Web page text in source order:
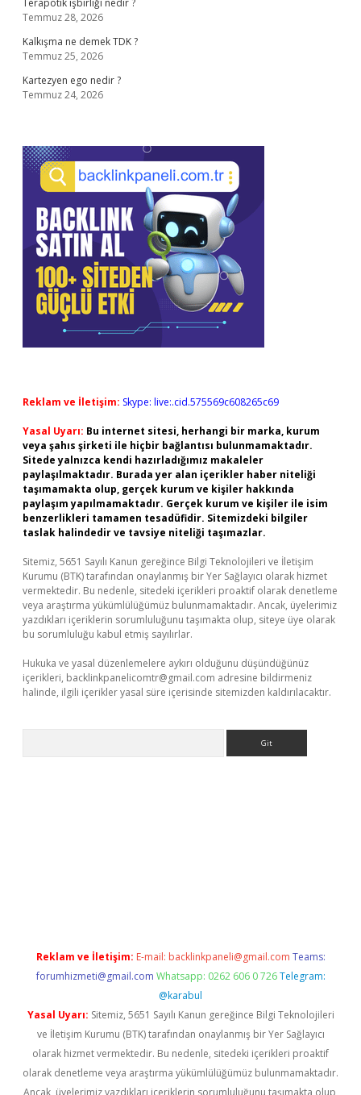
Terapötik işbirliği nedir ?
Temmuz 28, 2026
Kalkışma ne demek TDK ?
Temmuz 25, 2026
Kartezyen ego nedir ?
Temmuz 24, 2026
Reklam ve İletişim: Skype: live:.cid.575569c608265c69
Yasal Uyarı: Bu internet sitesi, herhangi bir marka, kurum
veya şahıs şirketi ile hiçbir bağlantısı bulunmamaktadır.
Sitede yalnızca kendi hazırladığımız makaleler
paylaşılmaktadır. Burada yer alan içerikler haber niteliği
taşımamakta olup, gerçek kurum ve kişiler hakkında
paylaşım yapılmamaktadır. Gerçek kurum ve kişiler ile isim
benzerlikleri tamamen tesadüfidir. Sitemizdeki bilgiler
taslak halindedir ve tavsiye niteliği taşımazlar.
Sitemiz, 5651 Sayılı Kanun gereğince Bilgi Teknolojileri ve İletişim
Kurumu (BTK) tarafından onaylanmış bir Yer Sağlayıcı olarak hizmet
vermektedir. Bu nedenle, sitedeki içerikleri proaktif olarak denetleme
veya araştırma yükümlülüğümüz bulunmamaktadır. Ancak, üyelerimiz
yazdıkları içeriklerin sorumluluğunu taşımakta olup, siteye üye olarak
bu sorumluluğu kabul etmiş sayılırlar.
Hukuka ve yasal düzenlemelere aykırı olduğunu düşündüğünüz
içerikleri, backlinkpanelicomtr@gmail.com adresine bildirmeniz
halinde, ilgili içerikler yasal süre içerisinde sitemizden kaldırılacaktır.
Reklam ve İletişim: E-mail: backlinkpaneli@gmail.com Teams:
forumhizmeti@gmail.com Whatsapp: 0262 606 0 726 Telegram:
@karabul
Yasal Uyarı: Sitemiz, 5651 Sayılı Kanun gereğince Bilgi Teknolojileri
ve İletişim Kurumu (BTK) tarafından onaylanmış bir Yer Sağlayıcı
olarak hizmet vermektedir. Bu nedenle, sitedeki içerikleri proaktif
olarak denetleme veya araştırma yükümlülüğümüz bulunmamaktadır.
Ancak, üyelerimiz yazdıkları içeriklerin sorumluluğunu taşımakta olup,